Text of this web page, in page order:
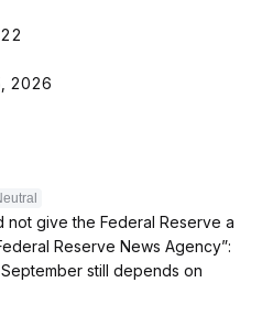
2026
not give the Federal Reserve a
Reserve News Agency”:
still depends on